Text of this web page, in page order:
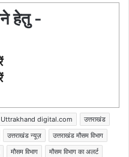
हेतु -
Uttrakhand digital.com
उत्तराखंड
उत्तराखंड न्यूज़
उत्तराखंड मौसम विभाग
मौसम विभाग
मौसम विभाग का अलर्ट